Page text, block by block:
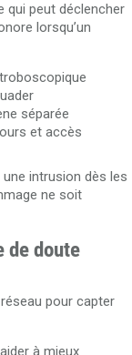
qui peut déclencher
lorsqu’un
séparée
et accès
intrusion dès les
ne soit
de doute
pour capter
à mieux